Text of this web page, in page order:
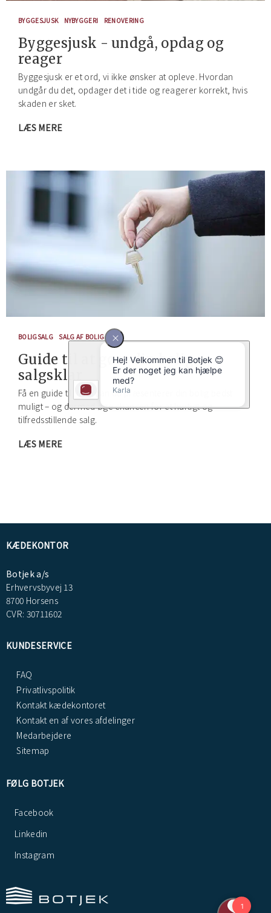
BYGGESJUSK NYBYGGERI RENOVERING
Byggesjusk - undgå, opdag og
reager
Byggesjusk er et ord, vi ikke ønsker at opleve. Hvordan
undgår du det, opdager det i tide og reagerer korrekt, hvis
skaden er sket.
LÆS MERE
BOLIGSALG SALG AF BOLIG
Guide til at gøre din bolig
salgsklar
Få en guide til, hvordan du præsenterer din bolig bedst
muligt – og dermed øge chancen for et hurtigt og
tilfredsstillende salg.
LÆS MERE
KÆDEKONTOR
Botjek a/s
Erhvervsbyvej 13
8700 Horsens
CVR: 30711602
KUNDESERVICE
FAQ
Privatlivspolitik
Kontakt kædekontoret
Kontakt en af vores afdelinger
Medarbejdere
Sitemap
FØLG BOTJEK
Facebook
Linkedin
Instagram